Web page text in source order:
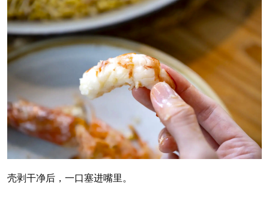
壳剥干净后，一口塞进嘴里。